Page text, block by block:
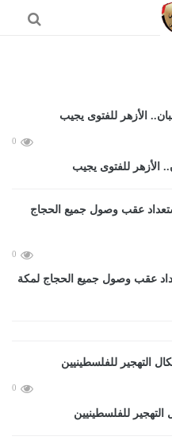
0
الأزهر للفتوى يجيب
0
عقب وصول جميع الحجاج لمكة
0
للفلسطينيين